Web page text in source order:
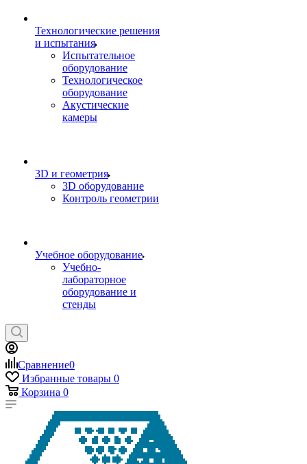
Технологические решения
и испытания
Испытательное
оборудование
Технологическое
оборудование
Акустические
камеры
3D и геометрия
3D оборудование
Контроль геометрии
Учебное оборудование
Учебно-
лабораторное
оборудование и
стенды
Сравнение0
Избранные товары 0
Корзина 0